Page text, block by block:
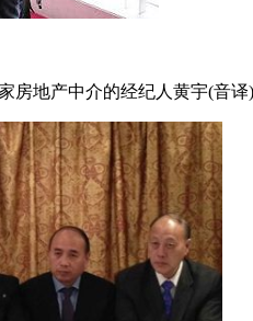
地产中介的经纪人黄宇(音